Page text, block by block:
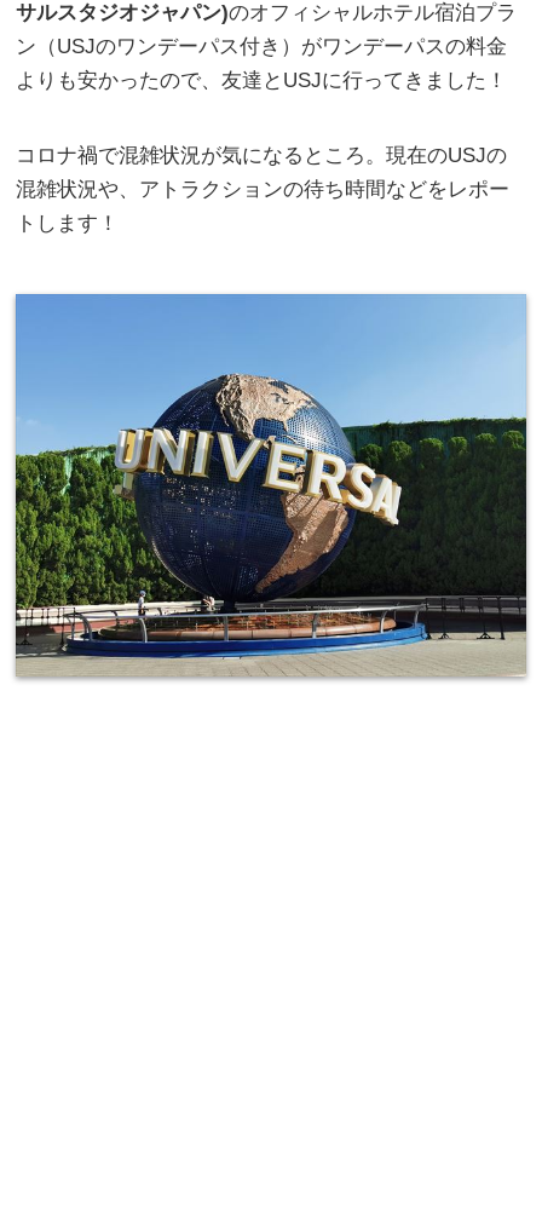
サルスタジオジャパン)のオフィシャルホテル宿泊プラ
ン（USJのワンデーパス付き）がワンデーパスの料金
よりも安かったので、友達とUSJに行ってきました！
コロナ禍で混雑状況が気になるところ。現在のUSJの
混雑状況や、アトラクションの待ち時間などをレポー
トします！